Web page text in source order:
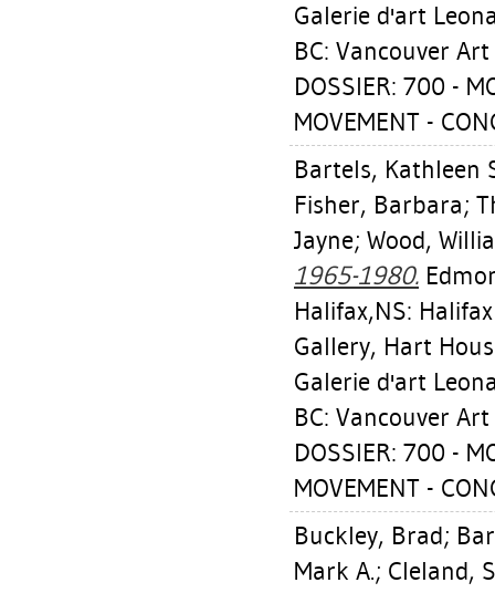
Galerie d'art
BC: Vancouver
DOSSIER: 700 -
MOVEMENT -
Bartels, Kathleen
Fisher, Barbara;
Jayne; Wood,
1965-1980.
Halifax,NS:
Gallery, Hart
Galerie d'art
BC: Vancouver
DOSSIER: 700 -
MOVEMENT -
Buckley, Brad;
Mark A.; Cleland,